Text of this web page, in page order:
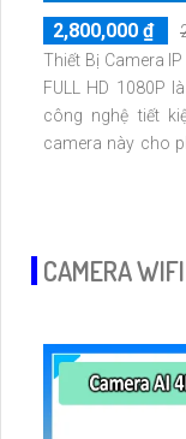
2,800,000 ₫
Thiết Bị Camera
FULL HD 1080P
công nghệ tiết
camera này cho
CAMERA